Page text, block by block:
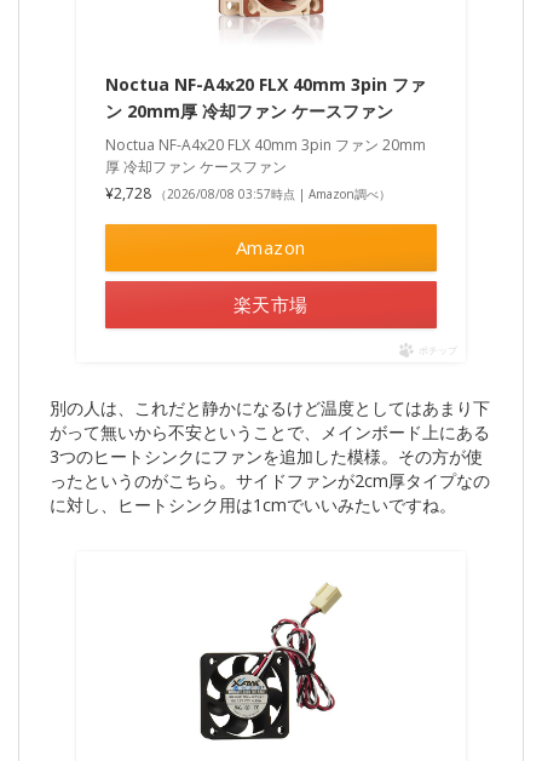
Noctua NF-A4x20 FLX 40mm 3pin ファ
ン 20mm厚 冷却ファン ケースファン
Noctua NF-A4x20 FLX 40mm 3pin ファン 20mm
厚 冷却ファン ケースファン
¥2,728
（2026/08/08 03:57時点 | Amazon調べ）
Amazon
楽天市場
ポチップ
別の人は、これだと静かになるけど温度としてはあまり下
がって無いから不安ということで、メインボード上にある
3つのヒートシンクにファンを追加した模様。その方が使
ったというのがこちら。サイドファンが2cm厚タイプなの
に対し、ヒートシンク用は1cmでいいみたいですね。